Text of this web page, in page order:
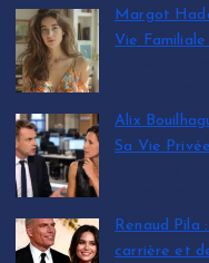
Margot
Vie
Alix
Sa Vie
Renaud Pila
carrière et